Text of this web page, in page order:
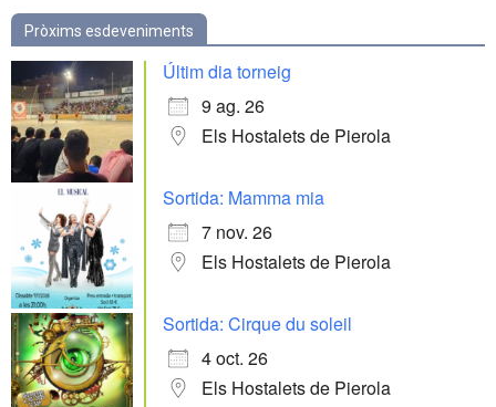
Pròxims esdeveniments
Últim dia torneig
9 ag. 26
Els Hostalets de Pierola
Sortida: Mamma mia
7 nov. 26
Els Hostalets de Pierola
Sortida: Cirque du soleil
4 oct. 26
Els Hostalets de Pierola